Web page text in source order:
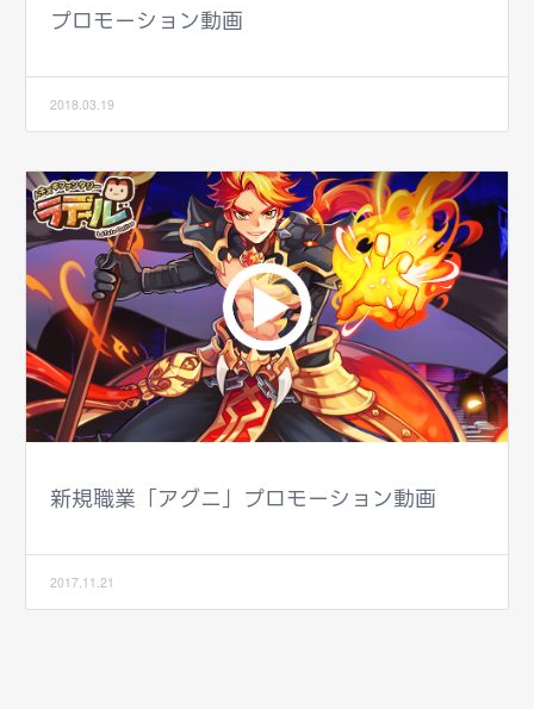
プロモーション動画
2018.03.19
新規職業「アグニ」プロモーション動画
2017.11.21